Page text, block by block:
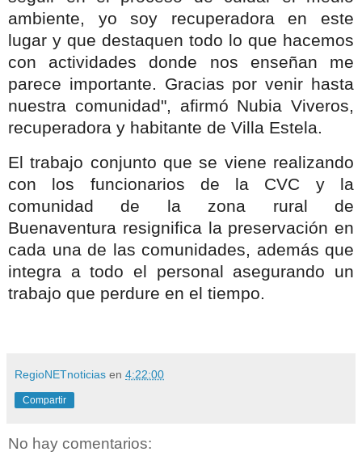
ambiente, yo soy recuperadora en este
lugar y que destaquen todo lo que hacemos
con actividades donde nos enseñan me
parece importante. Gracias por venir hasta
nuestra comunidad", afirmó Nubia Viveros,
recuperadora y habitante de Villa Estela.
El trabajo conjunto que se viene realizando
con los funcionarios de la CVC y la
comunidad de la zona rural de
Buenaventura resignifica la preservación en
cada una de las comunidades, además que
integra a todo el personal asegurando un
trabajo que perdure en el tiempo.
RegioNETnoticias en 4:22:00
Compartir
No hay comentarios: